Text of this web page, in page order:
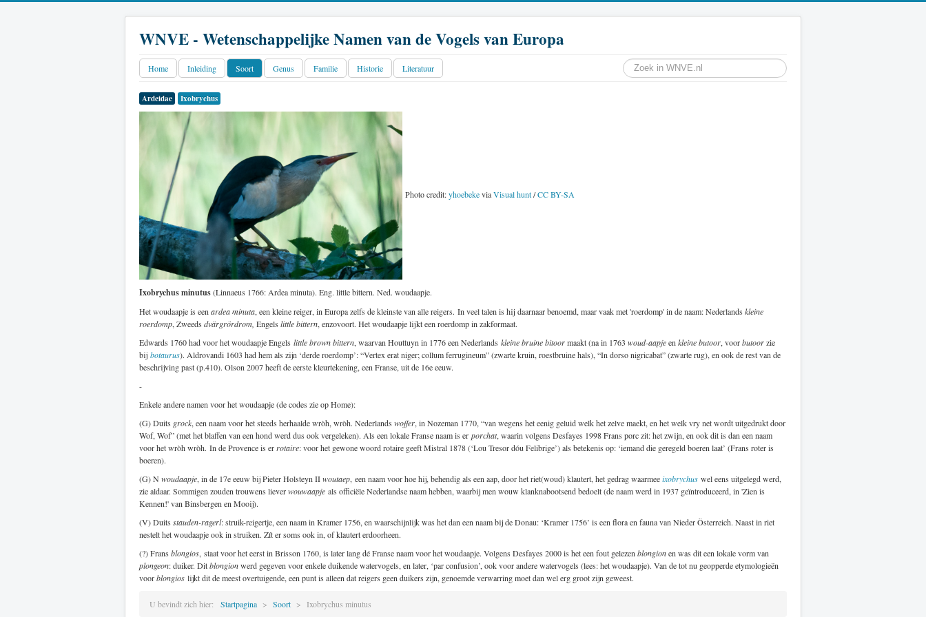
WNVE - Wetenschappelijke Namen van de Vogels van Europa
Home Inleiding Soort Genus Familie Historie Literatuur
Ardeidae Ixobrychus
Photo credit:yhoebekeviaVisual hunt/CC BY-SA
Ixobrychus minutus(Linnaeus 1766: Ardea minuta). Eng. little bittern. Ned. woudaapje.
Het woudaapje is een ardea minuta, een kleine reiger, in Europa zelfs de kleinste van alle reigers. In veel talen is hij daarnaar benoemd, maar vaak met 'roerdomp' in de naam: Nederlandskleine
roerdomp, Zweedsdvärgrördrom, Engelslittle bittern, enzovoort. Het woudaapje lijkt een roerdomp in zakformaat.
Edwards 1760 had voor het woudaapje Engels little brown bittern, waarvan Houttuyn in 1776 een Nederlands kleine bruine bitoormaakt (na in 1763 woud-aapjeen kleine butoor, voorbutoorzie
bij botaurus). Aldrovandi 1603 had hem als zijn ‘derde roerdomp’: “Vertex erat niger; collum ferrugineum” (zwarte kruin, roestbruine hals), “In dorso nigricabat” (zwarte rug), en ook de rest van de
beschrijving past (p.410). Olson 2007 heeft de eerste kleurtekening, een Franse, uit de 16e eeuw.
-
Enkele andere namen voor het woudaapje (de codes zie op Home):
(G) Duits grock, een naam voor het steeds herhaalde wròh, wròh. Nederlands woffer, in Nozeman 1770, “van wegens het eenig geluid welk het zelve maekt, en het welk vry net wordt uitgedrukt door
Wof, Wof” (met het blaffen van een hond werd dus ook vergeleken). Als een lokale Franse naam is er porchat, waarin volgens Desfayes 1998 Frans porc zit: het zwijn, en ook dit is dan een naam
voor het wròh wròh. In de Provence is errotaire: voor het gewone woord rotaire geeft Mistral 1878 (‘Lou Tresor dóu Felibrige’) als betekenis op: ‘iemand die geregeld boeren laat’ (Frans roter is
boeren).
(G) Nwoudaapje, in de 17e eeuw bij Pieter Holsteyn IIwoutaep, een naam voor hoe hij, behendig als een aap, door het riet(woud) klautert, het gedrag waarmeeixobrychus wel eens uitgelegd werd,
zie aldaar. Sommigen zouden trouwens lieverwouwaapje als officiële Nederlandse naam hebben, waarbij men wouw klanknabootsend bedoelt (de naam werd in 1937 geïntroduceerd, in 'Zien is
Kennen!' van Binsbergen en Mooij).
(V) Duits stauden-ragerl: struik-reigertje, een naam in Kramer 1756, en waarschijnlijk was het dan een naam bij de Donau: ‘Kramer 1756’ is een flora en fauna van Nieder Österreich. Naast in riet
nestelt het woudaapje ook in struiken. Zít er soms ook in, of klautert erdoorheen.
(?) Frans blongios, staat voor het eerst in Brisson 1760, is later lang dé Franse naam voor het woudaapje. Volgens Desfayes 2000 is het een fout gelezen blongionen was dit een lokale vorm van
plongeon: duiker. Ditblongionwerd gegeven voor enkele duikende watervogels, en later, ‘par confusion’, ook voor andere watervogels (lees: het woudaapje). Van de tot nu geopperde etymologieën
voorblongios lijkt dit de meest overtuigende, een punt is alleen dat reigers geen duikers zijn, genoemde verwarring moet dan wel erg groot zijn geweest.
U bevindt zich hier: Startpagina Soort Ixobrychus minutus